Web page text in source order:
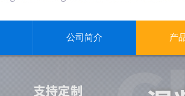
公司简介 产